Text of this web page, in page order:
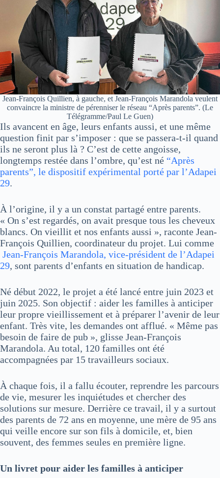
Jean-François Quillien, à gauche, et Jean-François Marandola veulent
convaincre la ministre de pérenniser le réseau “Après parents”. (Le
Télégramme/Paul Le Guen)
Ils avancent en âge, leurs enfants aussi, et une même
question finit par s’imposer : que se passera-t-il quand
ils ne seront plus là ? C’est de cette angoisse,
longtemps restée dans l’ombre, qu’est né “Après
parents”, le dispositif expérimental porté par l’Adapei
29.
À l’origine, il y a un constat partagé entre parents.
« On s’est regardés, on avait presque tous les cheveux
blancs. On vieillit et nos enfants aussi », raconte Jean-
François Quillien, coordinateur du projet. Lui comme
Jean-François Marandola, vice-président de l’Adapei
29, sont parents d’enfants en situation de handicap.
Né début 2022, le projet a été lancé entre juin 2023 et
juin 2025. Son objectif : aider les familles à anticiper
leur propre vieillissement et à préparer l’avenir de leur
enfant. Très vite, les demandes ont afflué. « Même pas
besoin de faire de pub », glisse Jean-François
Marandola. Au total, 120 familles ont été
accompagnées par 15 travailleurs sociaux.
À chaque fois, il a fallu écouter, reprendre les parcours
de vie, mesurer les inquiétudes et chercher des
solutions sur mesure. Derrière ce travail, il y a surtout
des parents de 72 ans en moyenne, une mère de 95 ans
qui veille encore sur son fils à domicile, et, bien
souvent, des femmes seules en première ligne.
Un livret pour aider les familles à anticiper